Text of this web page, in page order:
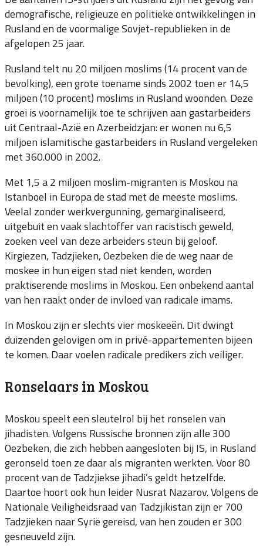
demografische, religieuze en politieke ontwikkelingen in
Rusland en de voormalige Sovjet-republieken in de
afgelopen 25 jaar.
Rusland telt nu 20 miljoen moslims (14 procent van de
bevolking), een grote toename sinds 2002 toen er 14,5
miljoen (10 procent) moslims in Rusland woonden. Deze
groei is voornamelijk toe te schrijven aan gastarbeiders
uit Centraal-Azië en Azerbeidzjan: er wonen nu 6,5
miljoen islamitische gastarbeiders in Rusland vergeleken
met 360.000 in 2002.
Met 1,5 a 2 miljoen moslim-migranten is Moskou na
Istanboel in Europa de stad met de meeste moslims.
Veelal zonder werkvergunning, gemarginaliseerd,
uitgebuit en vaak slachtoffer van racistisch geweld,
zoeken veel van deze arbeiders steun bij geloof.
Kirgiezen, Tadzjieken, Oezbeken die de weg naar de
moskee in hun eigen stad niet kenden, worden
praktiserende moslims in Moskou. Een onbekend aantal
van hen raakt onder de invloed van radicale imams.
In Moskou zijn er slechts vier moskeeën. Dit dwingt
duizenden gelovigen om in privé-appartementen bijeen
te komen. Daar voelen radicale predikers zich veiliger.
Ronselaars in Moskou
Moskou speelt een sleutelrol bij het ronselen van
jihadisten. Volgens Russische bronnen zijn alle 300
Oezbeken, die zich hebben aangesloten bij IS, in Rusland
geronseld toen ze daar als migranten werkten. Voor 80
procent van de Tadzjiekse jihadi’s geldt hetzelfde.
Daartoe hoort ook hun leider Nusrat Nazarov. Volgens de
Nationale Veiligheidsraad van Tadzjikistan zijn er 700
Tadzjieken naar Syrië gereisd, van hen zouden er 300
gesneuveld zijn.